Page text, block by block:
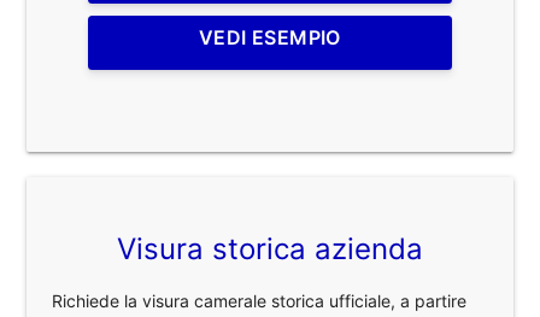
VEDI ESEMPIO
Visura storica azienda
Richiede la visura camerale storica ufficiale, a partire